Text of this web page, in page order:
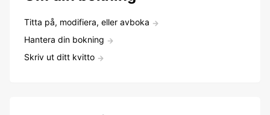
Titta på, modifiera, eller avboka
Hantera din bokning
Skriv ut ditt kvitto